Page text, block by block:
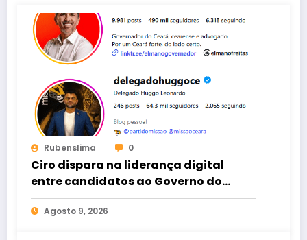
Rubenslima 0
Ciro dispara na liderança digital
entre candidatos ao Governo do
Ceará
Agosto 9, 2026